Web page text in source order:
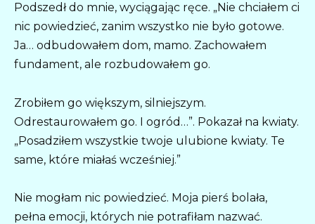
Podszedł do mnie, wyciągając ręce. „Nie chciałem ci
nic powiedzieć, zanim wszystko nie było gotowe.
Ja… odbudowałem dom, mamo. Zachowałem
fundament, ale rozbudowałem go.
Zrobiłem go większym, silniejszym.
Odrestaurowałem go. I ogród…”. Pokazał na kwiaty.
„Posadziłem wszystkie twoje ulubione kwiaty. Te
same, które miałaś wcześniej.”
Nie mogłam nic powiedzieć. Moja pierś bolała,
pełna emocji, których nie potrafiłam nazwać.